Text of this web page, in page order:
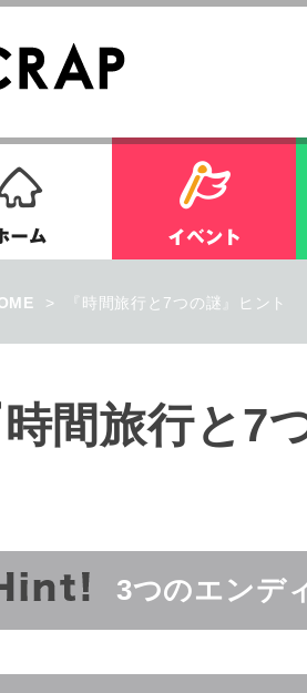
ホーム
> 『時間旅行と7つの謎』ヒント
時間旅行と7
3つのエンデ